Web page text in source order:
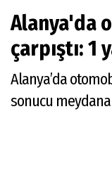
Alanya'da
çarpıştı: 1
Alanya’da
sonucu